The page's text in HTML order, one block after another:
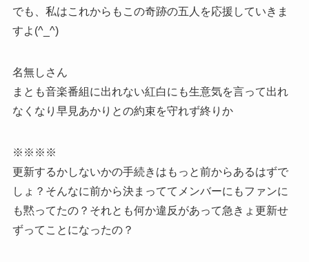
でも、私はこれからもこの奇跡の五人を応援していきま
すよ(^_^)
名無しさん
まとも音楽番組に出れない紅白にも生意気を言って出れ
なくなり早見あかりとの約束を守れず終りか
※※※※
更新するかしないかの手続きはもっと前からあるはずで
しょ？そんなに前から決まっててメンバーにもファンに
も黙ってたの？それとも何か違反があって急きょ更新せ
ずってことになったの？